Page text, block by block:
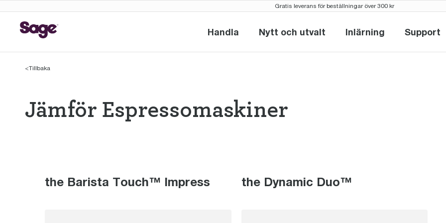
Gratis leverans för beställningar över 300 kr
Handla
Handla Nytt och utvaltNytt och utvaltInlärning
Inlärning Support
<Tillbaka
Jämför Espressomaskiner
Jämför Espressomaskiner
the Barista Touch™ Impress the Dynamic Duo™